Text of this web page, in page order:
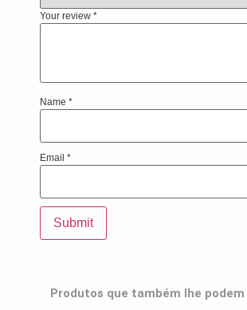
Your review *
Name *
Email *
Produtos que também lhe